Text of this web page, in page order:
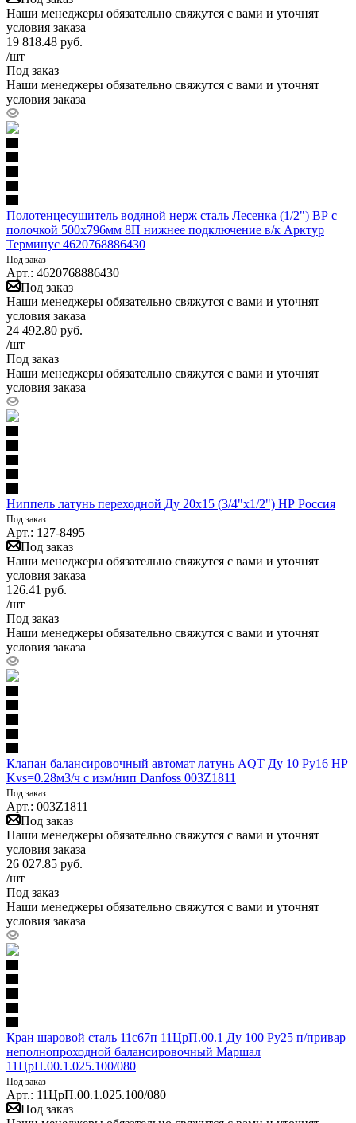
Наши менеджеры обязательно свяжутся с вами и уточнят
условия заказа
19 818.48 руб.
/шт
Под заказ
Наши менеджеры обязательно свяжутся с вами и уточнят
условия заказа
Полотенцесушитель водяной нерж сталь Лесенка (1/2") ВР с
полочкой 500х796мм 8П нижнее подключение в/к Арктур
Терминус 4620768886430
Под заказ
Арт.: 4620768886430
Под заказ
Наши менеджеры обязательно свяжутся с вами и уточнят
условия заказа
24 492.80 руб.
/шт
Под заказ
Наши менеджеры обязательно свяжутся с вами и уточнят
условия заказа
Ниппель латунь переходной Ду 20х15 (3/4"х1/2") НР Россия
Под заказ
Арт.: 127-8495
Под заказ
Наши менеджеры обязательно свяжутся с вами и уточнят
условия заказа
126.41 руб.
/шт
Под заказ
Наши менеджеры обязательно свяжутся с вами и уточнят
условия заказа
Клапан балансировочный автомат латунь AQT Ду 10 Ру16 НР
Kvs=0.28м3/ч с изм/нип Danfoss 003Z1811
Под заказ
Арт.: 003Z1811
Под заказ
Наши менеджеры обязательно свяжутся с вами и уточнят
условия заказа
26 027.85 руб.
/шт
Под заказ
Наши менеджеры обязательно свяжутся с вами и уточнят
условия заказа
Кран шаровой сталь 11с67п 11ЦрП.00.1 Ду 100 Ру25 п/привар
неполнопроходной балансировочный Маршал
11ЦрП.00.1.025.100/080
Под заказ
Арт.: 11ЦрП.00.1.025.100/080
Под заказ